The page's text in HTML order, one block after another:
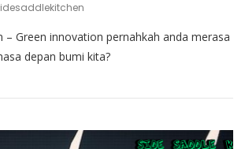
– Green innovation pernahkah anda merasa
depan bumi kita?